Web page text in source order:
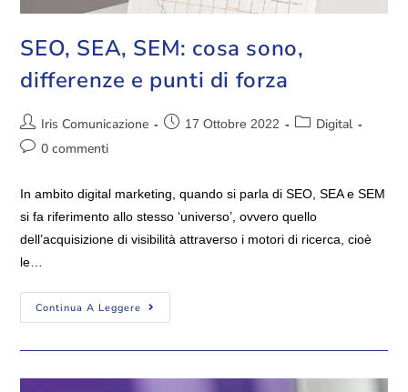
SEO, SEA, SEM: cosa sono,
differenze e punti di forza
Iris Comunicazione 17 Ottobre 2022
Digital
0 commenti
In ambito digital marketing, quando si parla di SEO, SEA e SEM
si fa riferimento allo stesso ‘universo’, ovvero quello
dell’acquisizione di visibilità attraverso i motori di ricerca, cioè
le…
Continua A Leggere